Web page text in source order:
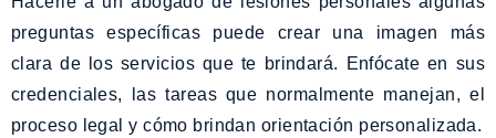
preguntas específicas puede crear una imagen más
clara de los servicios que te brindará. Enfócate en sus
credenciales, las tareas que normalmente manejan, el
proceso legal y cómo brindan orientación personalizada.